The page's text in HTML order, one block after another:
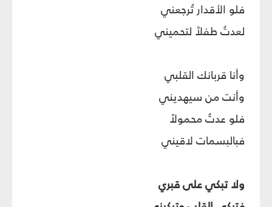
فلو الأقدار تُرجعني
لعدتُ طفلاً لتحميني
وأنا قربانك القلبي
وأنت من سيهديني
فلو عدتُ محمولاً
فبالبسمات لاقيني
ولا تبكي على قبري